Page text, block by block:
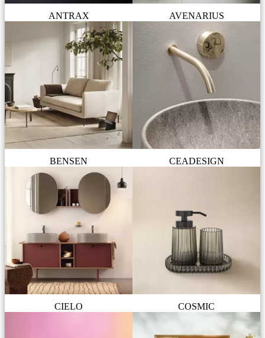
ANTRAX AVENARIUS
BENSEN CEADESIGN
CIELO COSMIC